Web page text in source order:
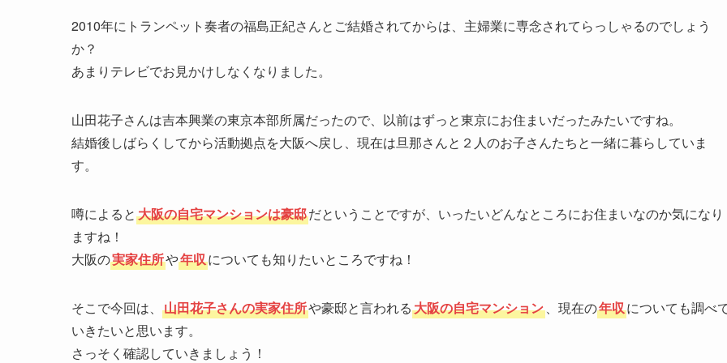
2010年にトランペット奏者の福島正紀さんとご結婚されてからは、主婦業に専念されてらっしゃるのでしょう
か？
あまりテレビでお見かけしなくなりました。
山田花子さんは吉本興業の東京本部所属だったので、以前はずっと東京にお住まいだったみたいですね。
結婚後しばらくしてから活動拠点を大阪へ戻し、現在は旦那さんと２人のお子さんたちと一緒に暮らしていま
す。
噂によると 大阪の自宅マンションは豪邸だということですが、いったいどんなところにお住まいなのか気になり
ますね！
大阪の実家住所や年収についても知りたいところですね！
そこで今回は、 山田花子さんの実家住所や豪邸と言われる大阪の自宅マンション、現在の年収についても調べ
いきたいと思います。
さっそく確認していきましょう！